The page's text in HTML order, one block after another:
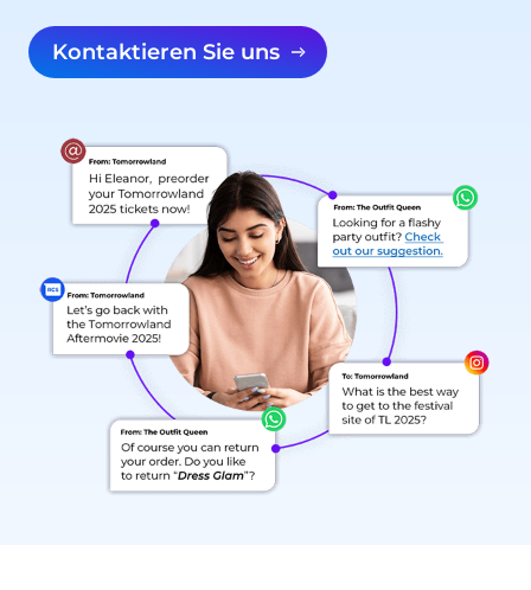
Kontaktieren Sie uns